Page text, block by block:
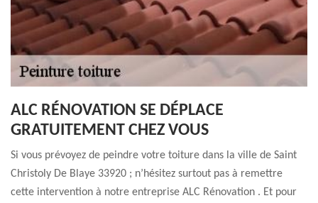
ALC RÉNOVATION SE DÉPLACE
GRATUITEMENT CHEZ VOUS
Si vous prévoyez de peindre votre toiture dans la ville de Saint
Christoly De Blaye 33920 ; n’hésitez surtout pas à remettre
cette intervention à notre entreprise ALC Rénovation . Et pour